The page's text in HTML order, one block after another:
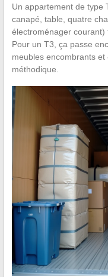
Un appartement de type
canapé, table, quatre
électroménager courant)
Pour un T3, ça passe
meubles encombrants et
méthodique.